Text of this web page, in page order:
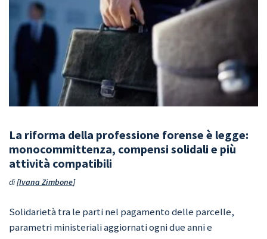
La riforma della professione forense è legge:
monocommittenza, compensi solidali e più
attività compatibili
di Ivana Zimbone
Solidarietà tra le parti nel pagamento delle parcelle,
parametri ministeriali aggiornati ogni due anni e